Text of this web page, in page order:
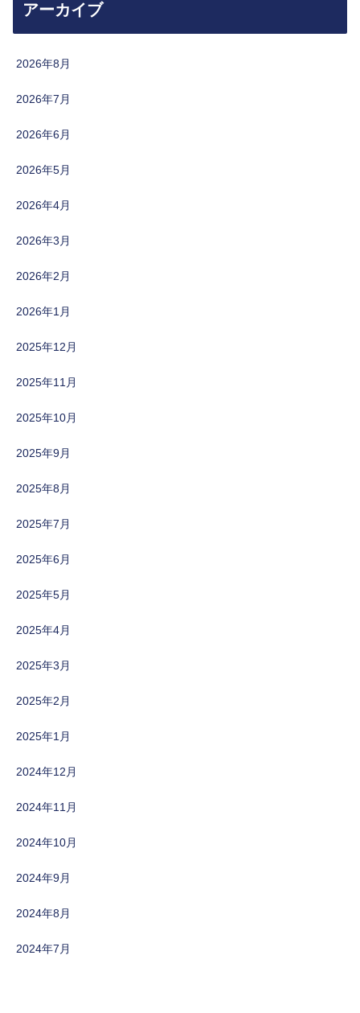
アーカイブ
2026年8月
2026年7月
2026年6月
2026年5月
2026年4月
2026年3月
2026年2月
2026年1月
2025年12月
2025年11月
2025年10月
2025年9月
2025年8月
2025年7月
2025年6月
2025年5月
2025年4月
2025年3月
2025年2月
2025年1月
2024年12月
2024年11月
2024年10月
2024年9月
2024年8月
2024年7月